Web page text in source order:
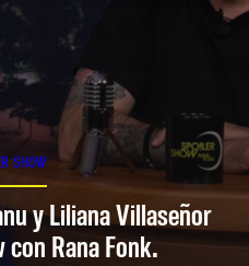
SHOW
y Liliana Villaseñor
Rana Fonk.